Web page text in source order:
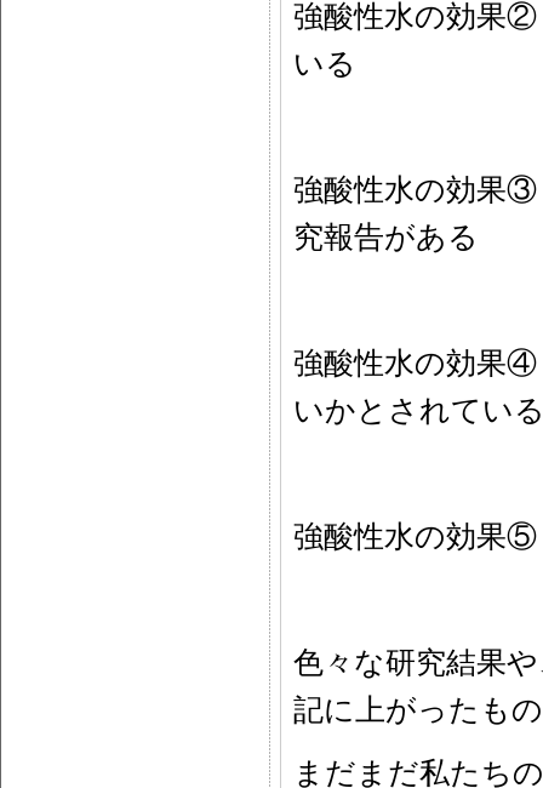
強酸性水の効果
いる
強酸性水の効果
究報告がある
強酸性水の効果
いかとされてい
強酸性水の効果
色々な研究結果
記に上がったも
まだまだ私たち